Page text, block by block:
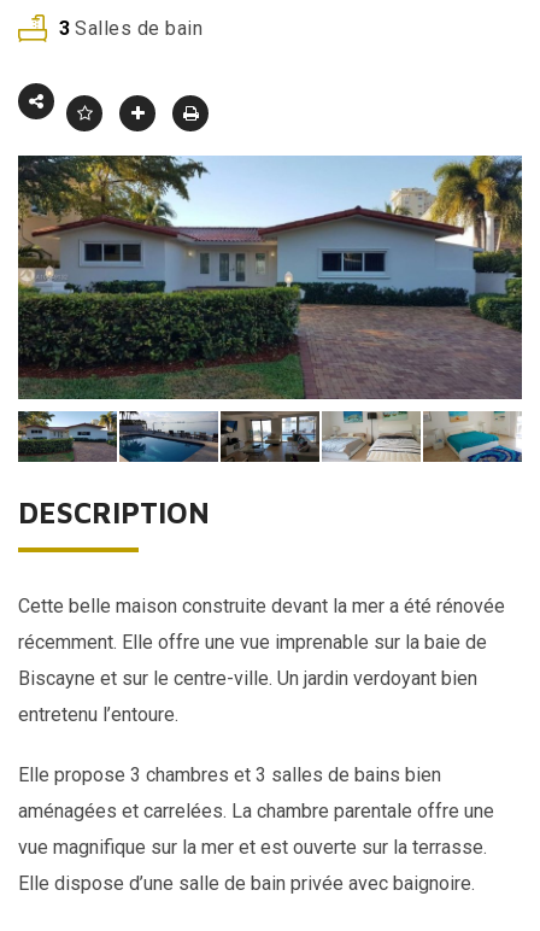
3 Salles de bain
DESCRIPTION
Cette belle maison construite devant la mer a été rénovée
récemment. Elle offre une vue imprenable sur la baie de
Biscayne et sur le centre-ville. Un jardin verdoyant bien
entretenu l’entoure.
Elle propose 3 chambres et 3 salles de bains bien
aménagées et carrelées. La chambre parentale offre une
vue magnifique sur la mer et est ouverte sur la terrasse.
Elle dispose d’une salle de bain privée avec baignoire.